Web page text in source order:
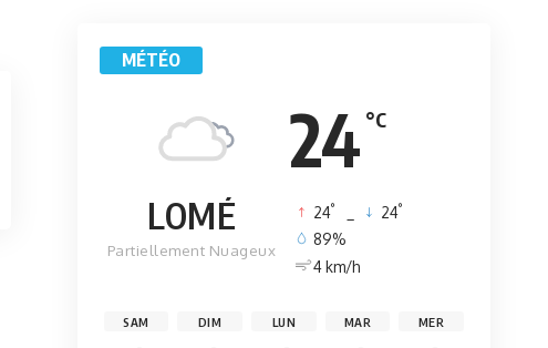
MÉTÉO
24 °C
LOMÉ
Partiellement Nuageux
24° 24°
89%
4 km/h
SAM DIM LUN MAR MER